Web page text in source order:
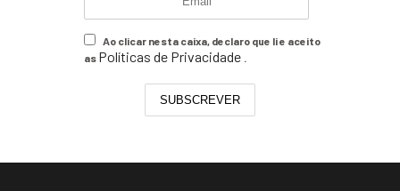
Ao clicar nesta caixa, declaro que li e aceito
as Políticas de Privacidade .
SUBSCREVER